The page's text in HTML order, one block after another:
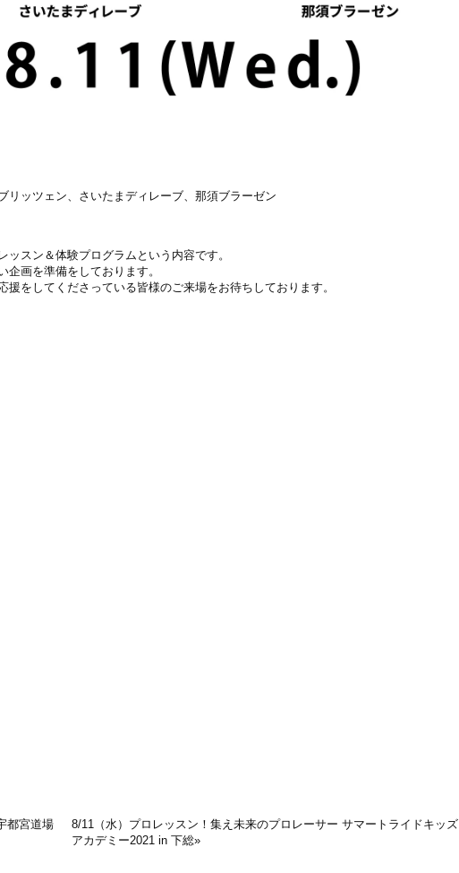
リッツェン、さいたまディレーブ、那須ブラーゼン
スン＆体験プログラムという内容です。
画を準備をしております。
をしてくださっている皆様のご来場をお待ちしております。
都宮道場
8/11（水）プロレッスン！集え未来のプロレーサー サマートライドキッズ
アカデミー2021 in 下総»